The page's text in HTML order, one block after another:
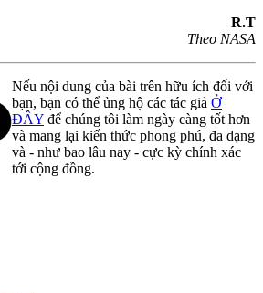
R.T
Theo NASA
Nếu nội dung của bài trên hữu ích đối với
bạn, bạn có thể ủng hộ các tác giả Ở
ĐÂY để chúng tôi làm ngày càng tốt hơn
và mang lại kiến thức phong phú, đa dạng
và - như bao lâu nay - cực kỳ chính xác
tới cộng đồng.